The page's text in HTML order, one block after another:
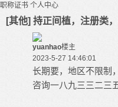
职称证书 个人中心
[其他] 持正间植，注册类
yuanhao楼主
2023-5-27 14:46:01
长期要，地区不限制
咨询一八九三三二三